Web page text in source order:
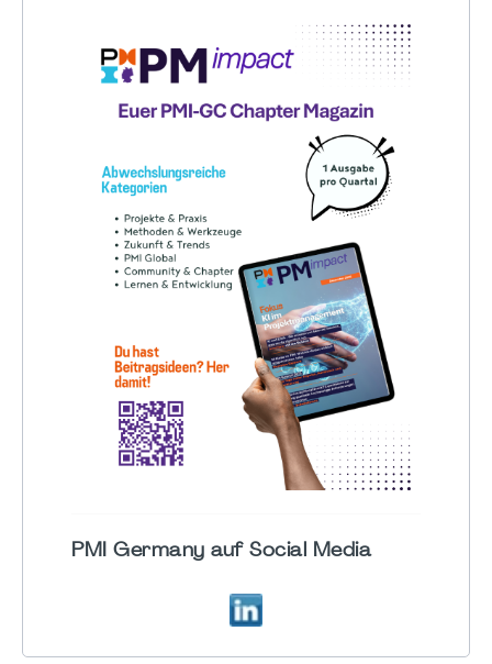
PMI Germany auf Social Media